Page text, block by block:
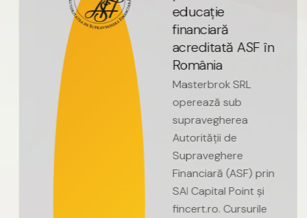
ducație
nanciară
creditată A SF în
omânia
MasterbrokSRL
opereazăsub
supravegherea
Autoritățiide
Supraveghere
Financiară(ASF)prin
SAI CapitalPointși
fincert.ro. Cursurile